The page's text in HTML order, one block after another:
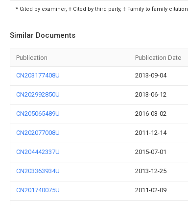
* Cited by examiner, † Cited by third party, ‡ Family to family citation
Similar Documents
Publication Publication Date
CN203177408U 2013-09-04
CN202992850U 2013-06-12
CN205065489U 2016-03-02
CN202077008U 2011-12-14
CN204442337U 2015-07-01
CN203363934U 2013-12-25
CN201740075U 2011-02-09